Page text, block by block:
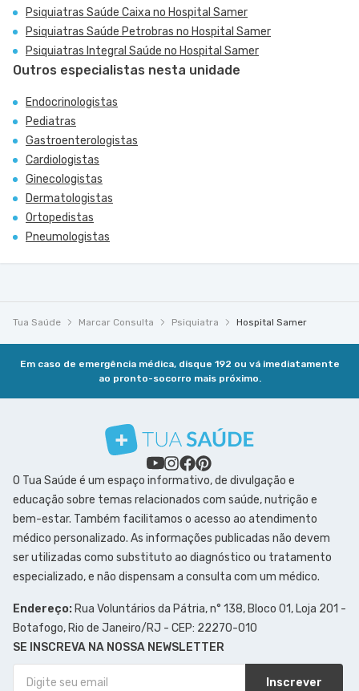
Psiquiatras Saúde Caixa no Hospital Samer
Psiquiatras Saúde Petrobras no Hospital Samer
Psiquiatras Integral Saúde no Hospital Samer
Outros especialistas nesta unidade
Endocrinologistas
Pediatras
Gastroenterologistas
Cardiologistas
Ginecologistas
Dermatologistas
Ortopedistas
Pneumologistas
Tua Saúde Marcar Consulta Psiquiatra Hospital Samer
Em caso de emergência médica, disque 192 ou vá imediatamente
ao pronto-socorro mais próximo.
O Tua Saúde é um espaço informativo, de divulgação e
educação sobre temas relacionados com saúde, nutrição e
bem-estar. Também facilitamos o acesso ao atendimento
médico personalizado. As informações publicadas não devem
ser utilizadas como substituto ao diagnóstico ou tratamento
especializado, e não dispensam a consulta com um médico.
Endereço: Rua Voluntários da Pátria, n° 138, Bloco 01, Loja 201 -
Botafogo, Rio de Janeiro/RJ - CEP: 22270-010
SE INSCREVA NA NOSSA NEWSLETTER
Inscrever